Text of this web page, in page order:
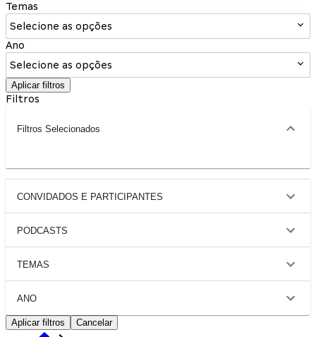
Temas
Selecione as opções
Ano
Selecione as opções
Aplicar filtros
Filtros
Filtros Selecionados
CONVIDADOS E PARTICIPANTES
PODCASTS
TEMAS
ANO
Aplicar filtros Cancelar